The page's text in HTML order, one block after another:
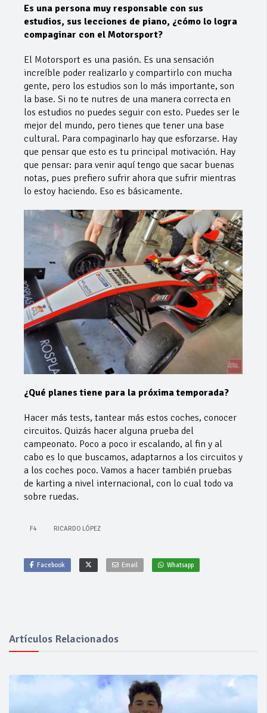
Es una persona muy responsable con sus
estudios, sus lecciones de piano, ¿cómo lo logra
compaginar con el Motorsport?
El Motorsport es una pasión. Es una sensación
increíble poder realizarlo y compartirlo con mucha
gente, pero los estudios son lo más importante, son
la base. Si no te nutres de una manera correcta en
los estudios no puedes seguir con esto. Puedes ser le
mejor del mundo, pero tienes que tener una base
cultural. Para compaginarlo hay que esforzarse. Hay
que pensar que esto es tu principal motivación. Hay
que pensar: para venir aquí tengo que sacar buenas
notas, pues prefiero sufrir ahora que sufrir mientras
lo estoy haciendo. Eso es básicamente.
¿Qué planes tiene para la próxima temporada?
Hacer más tests, tantear más estos coches, conocer
circuitos. Quizás hacer alguna prueba del
campeonato. Poco a poco ir escalando, al fin y al
cabo es lo que buscamos, adaptarnos a los circuitos y
a los coches poco. Vamos a hacer también pruebas
de karting a nivel internacional, con lo cual todo va
sobre ruedas.
F4 RICARDO LÓPEZ
Facebook Email Whatsapp
Artículos Relacionados